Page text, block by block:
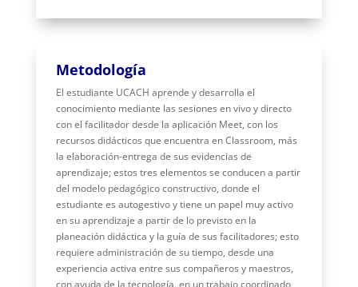
Metodología
El estudiante UCACH aprende y desarrolla el
conocimiento mediante las sesiones en vivo y directo
con el facilitador desde la aplicación Meet, con los
recursos didácticos que encuentra en Classroom, más
la elaboración-entrega de sus evidencias de
aprendizaje; estos tres elementos se conducen a partir
del modelo pedagógico constructivo, donde el
estudiante es autogestivo y tiene un papel muy activo
en su aprendizaje a partir de lo previsto en la
planeación didáctica y la guía de sus facilitadores; esto
requiere administración de su tiempo, desde una
experiencia activa entre sus compañeros y maestros,
con ayuda de la tecnología, en un trabajo coordinado